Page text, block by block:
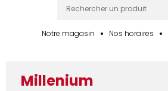
Notre magasin Nos horaires
Millenium